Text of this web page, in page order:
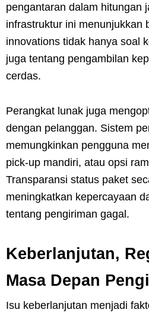
pengantaran dalam hitungan
infrastruktur ini menunjukkan
innovations tidak hanya soal
juga tentang pengambilan
cerdas.
Perangkat lunak juga
dengan pelanggan. Sistem
memungkinkan pengguna
pick-up mandiri, atau opsi
Transparansi status paket
meningkatkan kepercayaan
tentang pengiriman gagal.
Keberlanjutan,
Masa Depan
Isu keberlanjutan menjadi